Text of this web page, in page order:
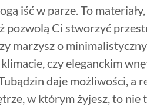
iść w parze. To
pozwolą Ci stworzyć
marzysz o
czy eleganckim
daje możliwości, a
w którym żyjesz, to nie